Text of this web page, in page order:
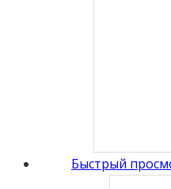
Быстрый